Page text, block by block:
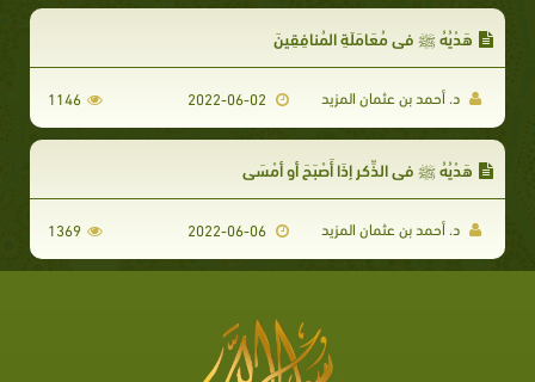
هَدْيُهُ ﷺ في مُعَامَلَةِ المُنافِقِينَ
د. أحمد بن عثمان المزيد 1146
هَدْيُهُ ﷺ في الذِّكرِ إِذَا أَصْبَحَ أو أمْسَى
د. أحمد بن عثمان المزيد 1369